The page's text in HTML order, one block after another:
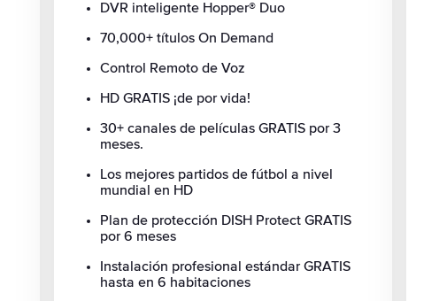
DVR inteligente Hopper® Duo
70,000+ títulos On Demand
Control Remoto de Voz
HD GRATIS ¡de por vida!
30+ canales de películas GRATIS por 3
meses.
Los mejores partidos de fútbol a nivel
mundial en HD
Plan de protección DISH Protect GRATIS
por 6 meses
Instalación profesional estándar GRATIS
hasta en 6 habitaciones